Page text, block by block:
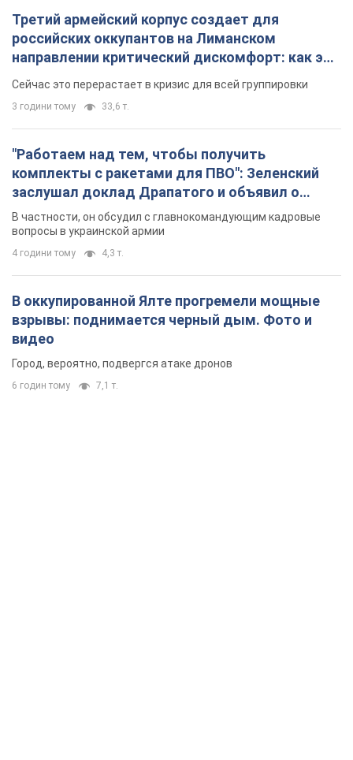
Третий армейский корпус создает для
российских оккупантов на Лиманском
направлении критический дискомфорт: как это
удалось
Сейчас это перерастает в кризис для всей группировки
3 години тому 33,6 т.
"Работаем над тем, чтобы получить
комплекты с ракетами для ПВО": Зеленский
заслушал доклад Драпатого и объявил о
новых мерах
В частности, он обсудил с главнокомандующим кадровые
вопросы в украинской армии
4 години тому 4,3 т.
В оккупированной Ялте прогремели мощные
взрывы: поднимается черный дым. Фото и
видео
Город, вероятно, подвергся атаке дронов
6 годин тому 7,1 т.